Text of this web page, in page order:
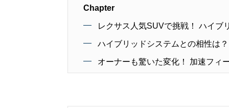
Chapter
レクサス人気SUVで挑戦！ ハイブ
ハイブリッドシステムとの相性は
オーナーも驚いた変化！ 加速フィ